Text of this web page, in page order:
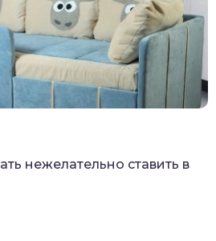
нежелательно ставить в